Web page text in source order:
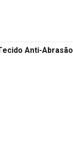
Anti-Abrasão